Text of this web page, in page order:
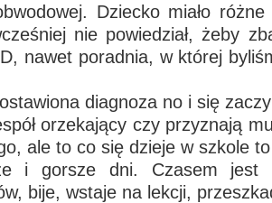
Dziecko miało różne
nie powiedział, żeby
nawet poradnia, w której
diagnoza no i się
orzekający czy przyznają
ale to co się dzieje w szkole
i gorsze dni. Czasem jest
bije, wstaje na lekcji,